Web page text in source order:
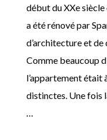
début du XXe
a été rénové par
d’architecture et de
Comme beaucoup
l’appartement était
distinctes. Une fois
…